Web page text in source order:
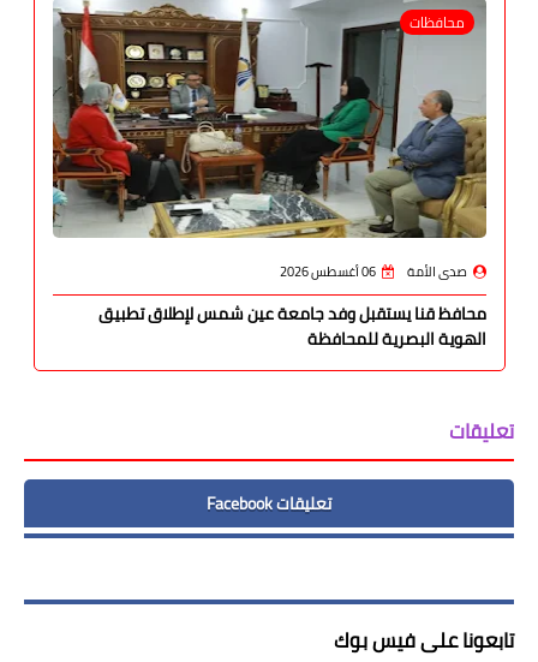
محافظات
صدى الأمة 06 أغسطس 2026
محافظ قنا يستقبل وفد جامعة عين شمس لإطلاق تطبيق
الهوية البصرية للمحافظة
تعليقات
تعليقات Facebook
تابعونا على فيس بوك